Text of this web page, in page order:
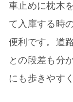
車止めに枕木
て入庫する時
便利です。道
との段差も分
にも歩きやす